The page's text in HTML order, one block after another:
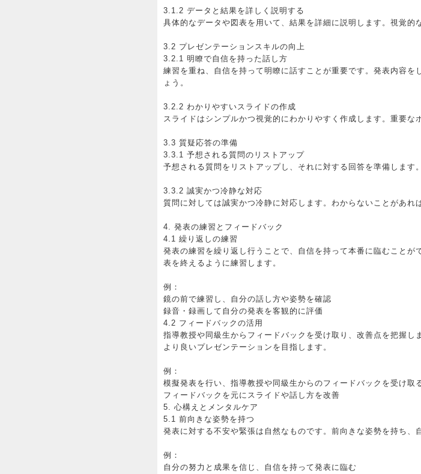
3.1.2 データと結果を詳しく説明する
具体的なデータや図表を用いて、結果を詳細に説明します。視覚的
3.2 プレゼンテーションスキルの向上
3.2.1 明瞭で自信を持った話し方
練習を重ね、自信を持って明瞭に話すことが重要です。発表内容
ょう。
3.2.2 わかりやすいスライドの作成
スライドはシンプルかつ視覚的にわかりやすく作成します。重要な
3.3 質疑応答の準備
3.3.1 予想される質問のリストアップ
予想される質問をリストアップし、それに対する回答を準備します
3.3.2 誠実かつ冷静な対応
質問に対しては誠実かつ冷静に対応します。わからないことがあれ
4. 発表の練習とフィードバック
4.1 繰り返しの練習
発表の練習を繰り返し行うことで、自信を持って本番に臨むこと
表を終えるように練習します。
例：
鏡の前で練習し、自分の話し方や姿勢を確認
録音・録画して自分の発表を客観的に評価
4.2 フィードバックの活用
指導教授や同級生からフィードバックを受け取り、改善点を把握し
より良いプレゼンテーションを目指します。
例：
模擬発表を行い、指導教授や同級生からのフィードバックを受け取
フィードバックを元にスライドや話し方を改善
5. 心構えとメンタルケア
5.1 前向きな姿勢を持つ
発表に対する不安や緊張は自然なものです。前向きな姿勢を持ち、
例：
自分の努力と成果を信じ、自信を持って発表に臨む